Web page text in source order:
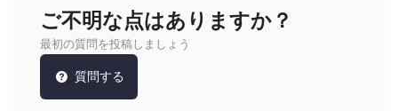
ご不明な点はありますか？
最初の質問を投稿しましょう
質問する